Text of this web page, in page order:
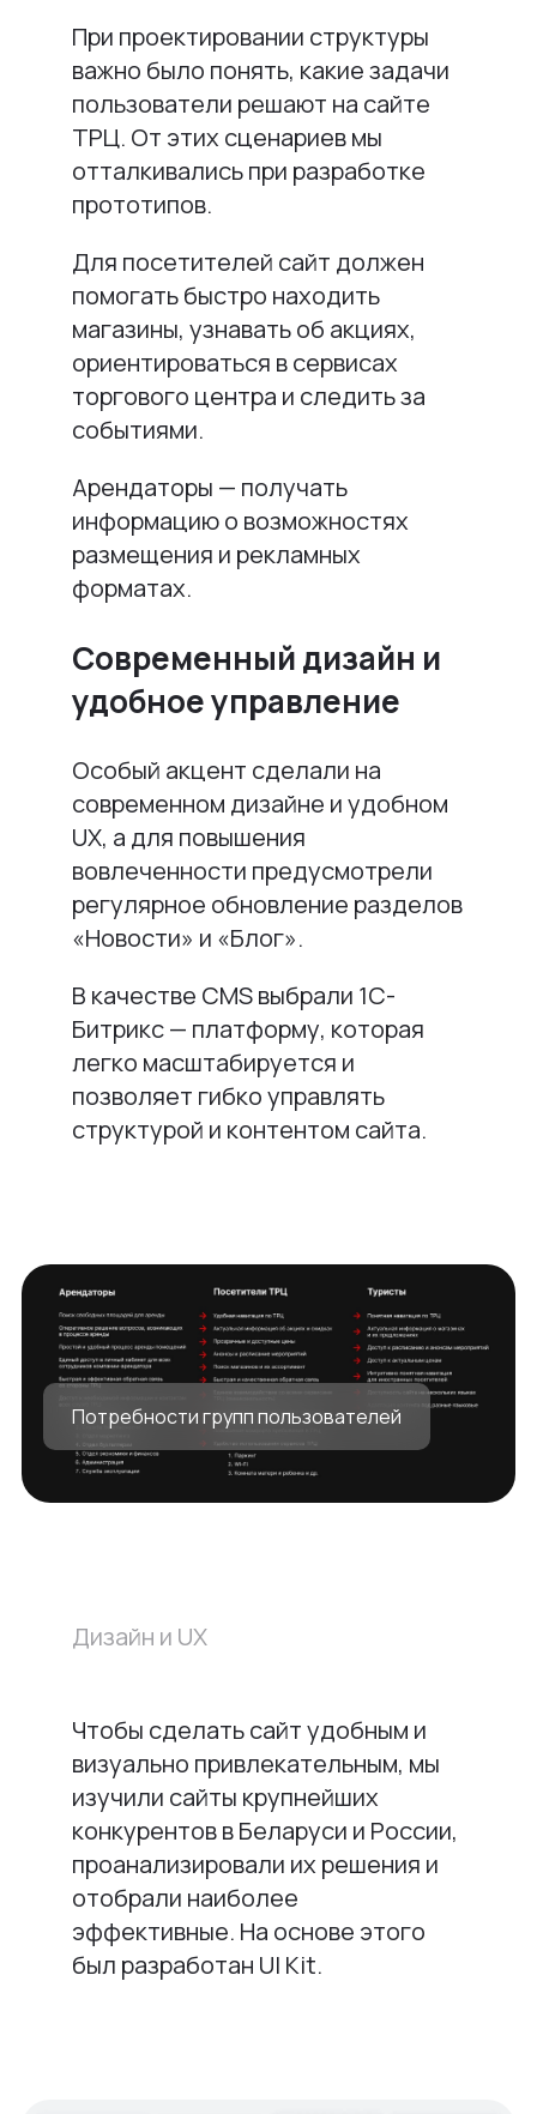
При проектировании структуры
важно было понять, какие задачи
пользователи решают на сайте
ТРЦ. От этих сценариев мы
отталкивались при разработке
прототипов.
Для посетителей сайт должен
помогать быстро находить
магазины, узнавать об акциях,
ориентироваться в сервисах
торгового центра и следить за
событиями.
Арендаторы — получать
информацию о возможностях
размещения и рекламных
форматах.
Современный дизайн и
удобное управление
Особый акцент сделали на
современном дизайне и удобном
UX, а для повышения
вовлеченности предусмотрели
регулярное обновление разделов
«Новости» и «Блог».
В качестве CMS выбрали 1С-
Битрикс — платформу, которая
легко масштабируется и
позволяет гибко управлять
структурой и контентом сайта.
Потребности групп пользователей
Дизайн и UX
Чтобы сделать сайт удобным и
визуально привлекательным, мы
изучили сайты крупнейших
конкурентов в Беларуси и России,
проанализировали их решения и
отобрали наиболее
эффективные. На основе этого
был разработан UI Kit.